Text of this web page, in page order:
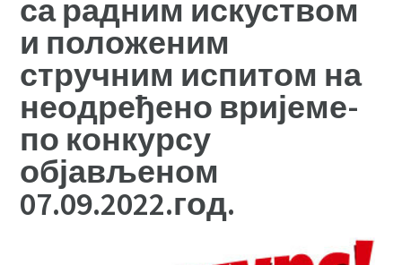
са радним искуством
и положеним
стручним испитом на
неодређено вријеме-
по конкурсу
објављеном
07.09.2022.год.